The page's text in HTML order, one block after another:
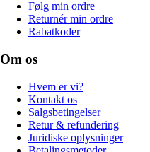
Følg min ordre
Returnér min ordre
Rabatkoder
Om os
Hvem er vi?
Kontakt os
Salgsbetingelser
Retur & refundering
Juridiske oplysninger